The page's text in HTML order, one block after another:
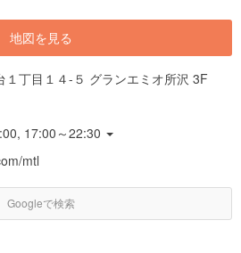
地図を見る
１丁目１４-５ グランエミオ所沢 3F
17:00～22:30
mtl
Googleで検索